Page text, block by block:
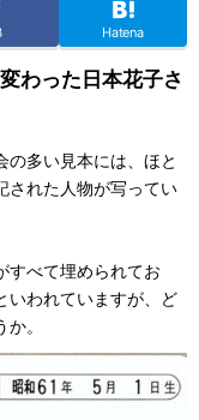
Hatena
わった日本花子さ
多い見本には、ほと
された人物が写ってい
べて埋められてお
いわれていますが、ど
。